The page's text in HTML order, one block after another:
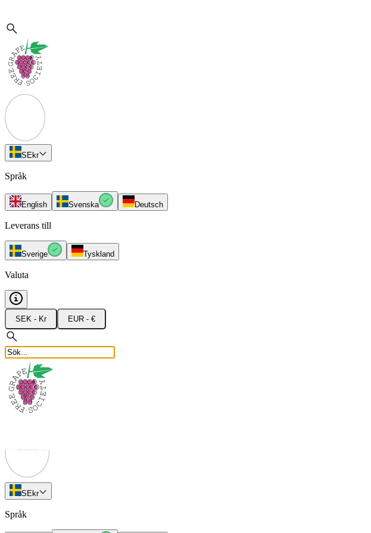
SEkr
Språk
English Svenska Deutsch
Leverans till
Sverige Tyskland
Valuta
SEK - Kr EUR - €
SEkr
Språk